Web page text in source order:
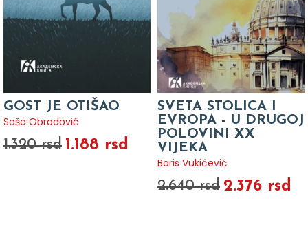
GOST JE OTIŠAO
Saša Obradović
1.320 rsd 1.188 rsd
SVETA STOLICA I
EVROPA - U DRUGOJ
POLOVINI XX
VIJEKA
Boris Vukićević
2.640 rsd 2.376 rsd